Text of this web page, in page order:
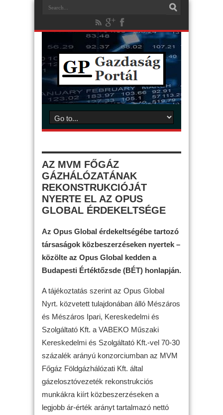
AZ MVM FŐGÁZ
GÁZHÁLÓZATÁNAK
REKONSTRUKCIÓJÁT
NYERTE EL AZ OPUS
GLOBAL ÉRDEKELTSÉGE
Az Opus Global érdekeltségébe tartozó
társaságok közbeszerzéseken nyertek –
közölte az Opus Global kedden a
Budapesti Értéktőzsde (BÉT) honlapján.
A tájékoztatás szerint az Opus Global
Nyrt. közvetett tulajdonában álló Mészáros
és Mészáros Ipari, Kereskedelmi és
Szolgáltató Kft. a VABEKO Műszaki
Kereskedelmi és Szolgáltató Kft.-vel 70-30
százalék arányú konzorciumban az MVM
Főgáz Földgázhálózati Kft. által
gázelosztóvezeték rekonstrukciós
munkákra kiírt közbeszerzéseken a
legjobb ár-érték arányt tartalmazó nettó